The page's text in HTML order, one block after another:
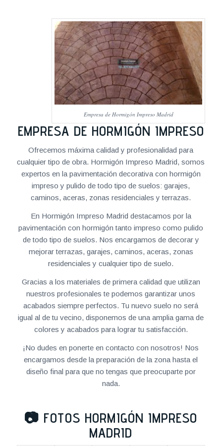
Empresa de Hormigón Impreso Madrid
EMPRESA DE HORMIGÓN IMPRESO
Ofrecemos máxima calidad y profesionalidad para
cualquier tipo de obra. Hormigón Impreso Madrid, somos
expertos en la pavimentación decorativa con hormigón
impreso y pulido de todo tipo de suelos: garajes,
caminos, aceras, zonas residenciales y terrazas.
En Hormigón Impreso Madrid destacamos por la
pavimentación con hormigón tanto impreso como pulido
de todo tipo de suelos. Nos encargamos de decorar y
mejorar terrazas, garajes, caminos, aceras, zonas
residenciales y cualquier tipo de suelo.
Gracias a los materiales de primera calidad que utilizan
nuestros profesionales te podemos garantizar unos
acabados siempre perfectos. Tu nuevo suelo no será
igual al de tu vecino, disponemos de una amplia gama de
colores y acabados para lograr tu satisfacción.
¡No dudes en ponerte en contacto con nosotros! Nos
encargamos desde la preparación de la zona hasta el
diseño final para que no tengas que preocuparte por
nada.
📷 FOTOS HORMIGÓN IMPRESO
MADRID